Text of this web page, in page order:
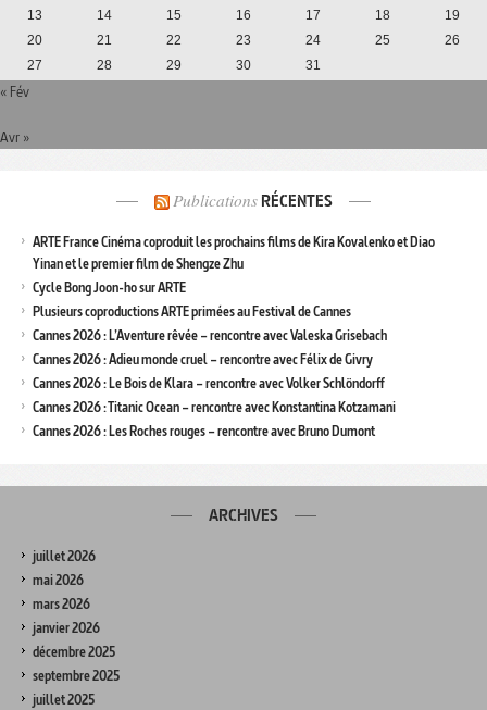
13
14 15 16 17 18
19
20
21 22 23 24 25
26
27
28 29 30 31
« Fév
Avr »
Publications RÉCENTES
ARTE France Cinéma coproduit les prochains films de Kira Kovalenko et Diao
Yinan et le premier film de Shengze Zhu
Cycle Bong Joon-ho sur ARTE
Plusieurs coproductions ARTE primées au Festival de Cannes
Cannes 2026 : L’Aventure rêvée – rencontre avec Valeska Grisebach
Cannes 2026 : Adieu monde cruel – rencontre avec Félix de Givry
Cannes 2026 : Le Bois de Klara – rencontre avec Volker Schlöndorff
Cannes 2026 : Titanic Ocean – rencontre avec Konstantina Kotzamani
Cannes 2026 : Les Roches rouges – rencontre avec Bruno Dumont
ARCHIVES
juillet 2026
mai 2026
mars 2026
janvier 2026
décembre 2025
septembre 2025
juillet 2025